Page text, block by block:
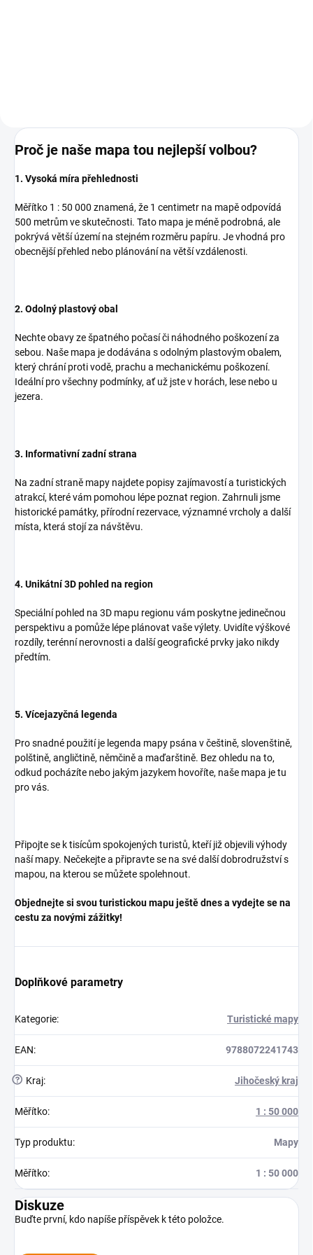
Proč je naše mapa tou nejlepší volbou?
1. Vysoká míra přehlednosti
Měřítko 1 : 50 000 znamená, že 1 centimetr na mapě odpovídá
500 metrům ve skutečnosti. Tato mapa je méně podrobná, ale
pokrývá větší území na stejném rozměru papíru. Je vhodná pro
obecnější přehled nebo plánování na větší vzdálenosti.
2. Odolný plastový obal
Nechte obavy ze špatného počasí či náhodného poškození za
sebou. Naše mapa je dodávána s odolným plastovým obalem,
který chrání proti vodě, prachu a mechanickému poškození.
Ideální pro všechny podmínky, ať už jste v horách, lese nebo u
jezera.
3. Informativní zadní strana
Na zadní straně mapy najdete popisy zajímavostí a turistických
atrakcí, které vám pomohou lépe poznat region. Zahrnuli jsme
historické památky, přírodní rezervace, významné vrcholy a další
místa, která stojí za návštěvu.
4. Unikátní 3D pohled na region
Speciální pohled na 3D mapu regionu vám poskytne jedinečnou
perspektivu a pomůže lépe plánovat vaše výlety. Uvidíte výškové
rozdíly, terénní nerovnosti a další geografické prvky jako nikdy
předtím.
5. Vícejazyčná legenda
Pro snadné použití je legenda mapy psána v češtině, slovenštině,
polštině, angličtině, němčině a maďarštině. Bez ohledu na to,
odkud pocházíte nebo jakým jazykem hovoříte, naše mapa je tu
pro vás.
Připojte se k tisícům spokojených turistů, kteří již objevili výhody
naší mapy. Nečekejte a připravte se na své další dobrodružství s
mapou, na kterou se můžete spolehnout.
Objednejte si svou turistickou mapu ještě dnes a vydejte se na
cestu za novými zážitky!
Doplňkové parametry
Kategorie: Turistické mapy
EAN: 9788072241743
? Kraj: Jihočeský kraj
Měřítko: 1 : 50 000
Typ produktu: Mapy
Měřítko: 1 : 50 000
Diskuze
Buďte první, kdo napíše příspěvek k této položce.